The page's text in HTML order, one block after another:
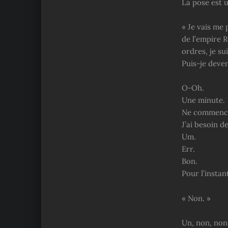
La pose est
« Je vais
de l’empire
ordres, je
Puis-je
O-Oh.
Une minute.
Ne
J’ai besoin
Um.
Err.
Bon.
Pour
« Non. »
Un, non,